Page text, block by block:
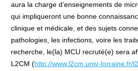
aura la charge d’enseignements de
qui impliqueront une bonne
clinique et médicale, et des sujets
pathologies, les infections, voire les
recherche, le(la) MCU recruté(e) sera
L2CM (http://www.l2cm.univ-lorraine.fr/